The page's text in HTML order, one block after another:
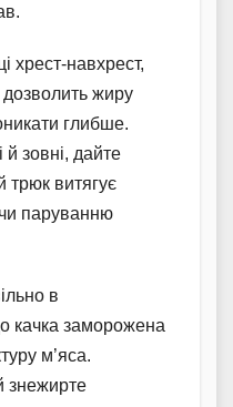
хрест-навхрест,
дозволить жиру
глибше.
й зовні, дайте
трюк витягує
паруванню
в
качка заморожена
м’яса.
знежирте